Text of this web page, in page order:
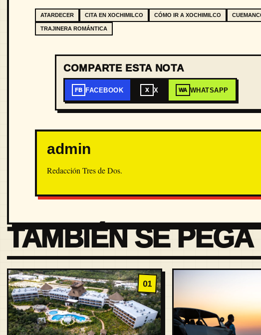
ATARDECER CITA EN XOCHIMILCO CÓMO IR A XOCHIMILCO
TRAJINERA ROMÁNTICA
COMPARTE ESTA NOTA
FB FACEBOOK X X WA WHATSAPP
admin
Redacción Tres de Dos.
TAMBIÉN SE PEGA
01